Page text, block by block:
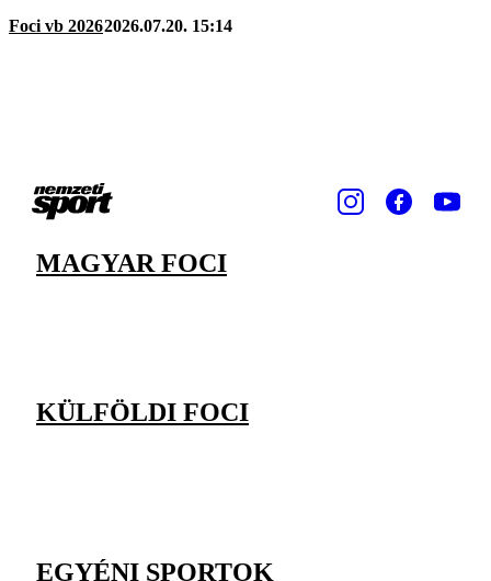
Foci vb 20262026.07.20. 15:14
MAGYAR FOCI
KÜLFÖLDI FOCI
EGYÉNI SPORTOK